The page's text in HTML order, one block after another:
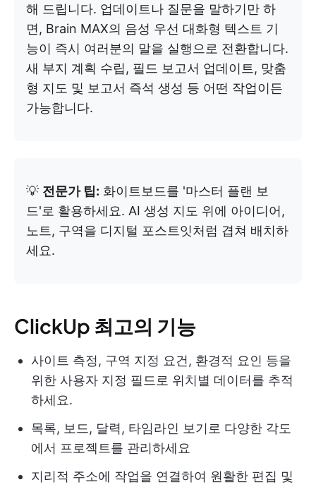
해 드립니다. 업데이트나 질문을 말하기만 하
면, Brain MAX의 음성 우선 대화형 텍스트 기
능이 즉시 여러분의 말을 실행으로 전환합니다.
새 부지 계획 수립, 필드 보고서 업데이트, 맞춤
형 지도 및 보고서 즉석 생성 등 어떤 작업이든
가능합니다.
💡 전문가 팁: 화이트보드를 '마스터 플랜 보
드'로 활용하세요. AI 생성 지도 위에 아이디어,
노트, 구역을 디지털 포스트잇처럼 겹쳐 배치하
세요.
ClickUp 최고의 기능
사이트 측정, 구역 지정 요건, 환경적 요인 등을
위한 사용자 지정 필드로 위치별 데이터를 추적
하세요.
목록, 보드, 달력, 타임라인 보기로 다양한 각도
에서 프로젝트를 관리하세요
지리적 주소에 작업을 연결하여 원활한 편집 및